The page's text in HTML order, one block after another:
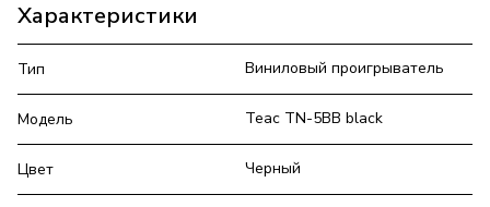
Характеристики
Тип Виниловый проигрыватель
Модель Teac TN-5BB black
Цвет Черный